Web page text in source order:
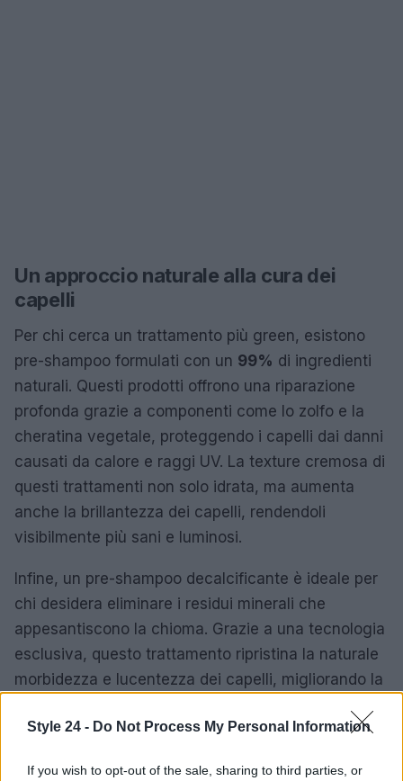
Style 24 - Do Not Process My Personal Information
If you wish to opt-out of the sale, sharing to third parties, or
Un approccio naturale alla cura dei
capelli
Per chi cerca un trattamento più green, esistono
pre-shampoo formulati con un 99% di ingredienti
naturali. Questi prodotti offrono una riparazione
profonda grazie a componenti come lo zolfo e la
cheratina vegetale, proteggendo i capelli dai danni
causati da calore e raggi UV. La texture cremosa di
questi trattamenti non solo idrata, ma aumenta
anche la brillantezza dei capelli, rendendoli
visibilmente più sani e luminosi.
Infine, un pre-shampoo decalcificante è ideale per
chi desidera eliminare i residui minerali che
appesantiscono la chioma. Grazie a una tecnologia
esclusiva, questo trattamento ripristina la naturale
morbidezza e lucentezza dei capelli, migliorando la
originaria.
Il pre-shampoo rappresenta una vera rivoluzione